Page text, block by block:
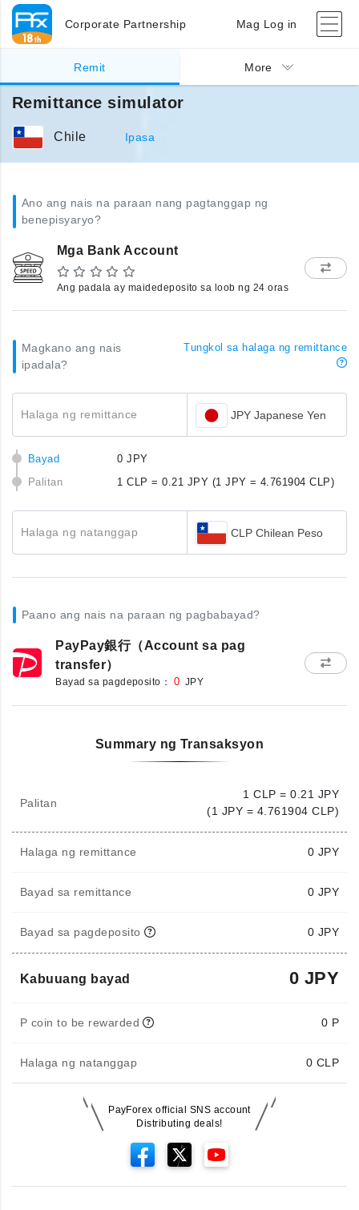
Corporate Partnership Mag Log in
Remit More
Remittance simulator
Chile Ipasa
Ano ang nais na paraan nang pagtanggap ng
benepisyaryo?
Mga Bank Account
Ang padala ay maidedeposito sa loob ng 24 oras
Magkano ang nais
ipadala?
Tungkol sa halaga ng remittance
Halaga ng remittance JPY Japanese Yen
Bayad
0 JPY
Palitan
1 CLP = 0.21 JPY (1 JPY = 4.761904 CLP)
Halaga ng natanggap CLP Chilean Peso
Paano ang nais na paraan ng pagbabayad?
PayPay銀行（Account sa pag
transfer）
Bayad sa pagdeposito： 0 JPY
Summary ng Transaksyon
Palitan
1 CLP = 0.21 JPY
(1 JPY = 4.761904 CLP)
Halaga ng remittance 0 JPY
Bayad sa remittance 0 JPY
Bayad sa pagdeposito 0 JPY
Kabuuang bayad 0 JPY
P coin to be rewarded 0 P
Halaga ng natanggap 0 CLP
PayForex official SNS account
Distributing deals!